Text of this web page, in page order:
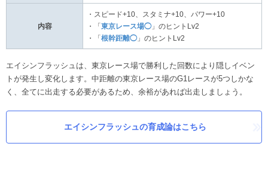
内容
・スピード+10、スタミナ+10、パワー+10
・「 東京レース場◯ 」のヒントLv2
・「 根幹距離◯ 」のヒントLv2
エイシンフラッシュは、東京レース場で勝利した回数により隠しイベン
トが発生し変化します。中距離の東京レース場のG1レースが5つしかな
く、全てに出走する必要があるため、余裕があれば出走しましょう。
エイシンフラッシュの育成論はこちら